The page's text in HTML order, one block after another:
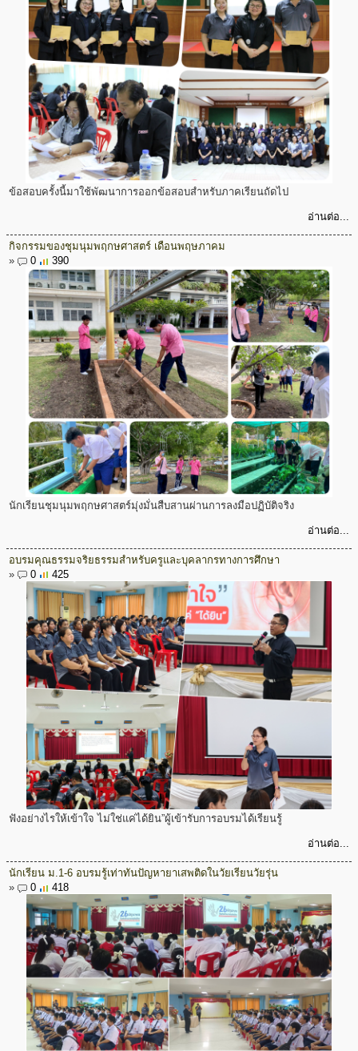
ข้อสอบครั้งนี้มาใช้พัฒนาการออกข้อสอบสำหรับภาคเรียนถัดไป
อ่านต่อ...
กิจกรรมของชุมนุมพฤกษศาสตร์ เดือนพฤษภาคม
»
0 390
นักเรียนชุมนุมพฤกษศาสตร์มุ่งมั่นสืบสานผ่านการลงมือปฏิบัติจริง
อ่านต่อ...
อบรมคุณธรรมจริยธรรมสำหรับครูและบุคลากรทางการศึกษา
»
0 425
ฟังอย่างไรให้เข้าใจ ไม่ใช่แค่ได้ยิน”ผู้เข้ารับการอบรมได้เรียนรู้
อ่านต่อ...
นักเรียน ม.1-6 อบรมรู้เท่าทันปัญหายาเสพติดในวัยเรียนวัยรุ่น
»
0 418